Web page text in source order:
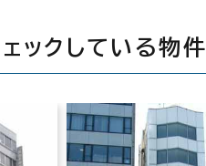
ックしている物件